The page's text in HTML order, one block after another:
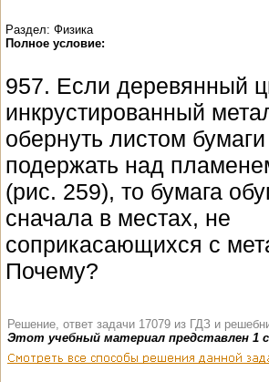
Раздел: Физика
Полное условие:
957. Если деревянный
инкрустированный
обернуть листом
подержать над
(рис. 259), то бумага
сначала в местах, не
соприкасающихся с
Почему?
Решение, ответ задачи 17079 из ГДЗ и
Этот учебный материал представлен 1